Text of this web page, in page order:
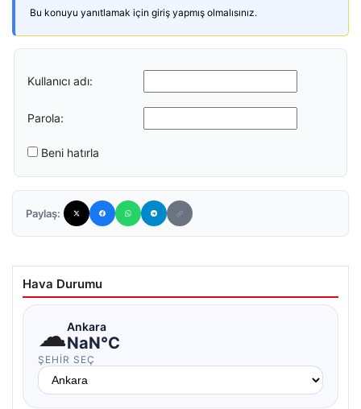
Bu konuyu yanıtlamak için giriş yapmış olmalısınız.
Kullanıcı adı:
Parola:
Beni hatırla
Paylaş:
Hava Durumu
☁Ankara
NaN°C
ŞEHIR SEÇ